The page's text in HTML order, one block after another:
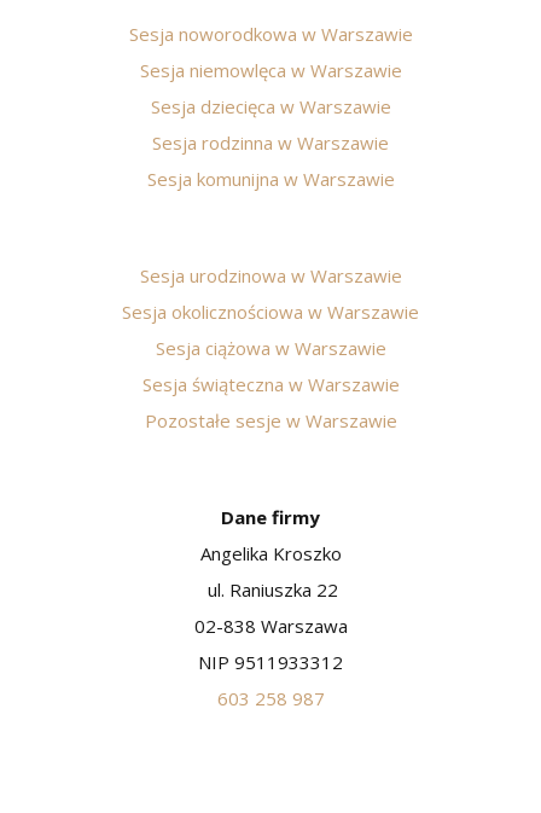
Sesja noworodkowa w Warszawie
Sesja niemowlęca w Warszawie
Sesja dziecięca w Warszawie
Sesja rodzinna w Warszawie
Sesja komunijna w Warszawie
Sesja urodzinowa w Warszawie
Sesja okolicznościowa w Warszawie
Sesja ciążowa w Warszawie
Sesja świąteczna w Warszawie
Pozostałe sesje w Warszawie
Dane firmy
Angelika Kroszko
ul. Raniuszka 22
02-838 Warszawa
NIP 9511933312
603 258 987